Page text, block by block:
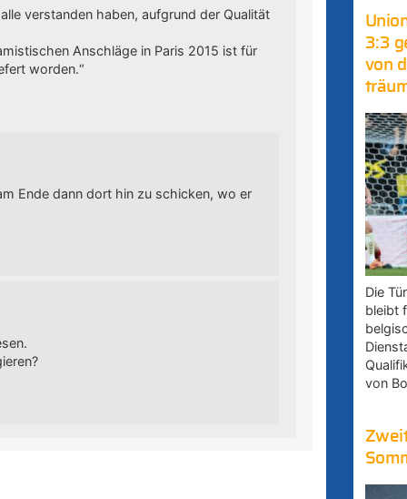
verstanden haben, aufgrund der Qualität
Anschläge in Paris 2015 ist für
worden.“
Ende dann dort hin zu schicken, wo er
3:3
von
Die
bleibt
von